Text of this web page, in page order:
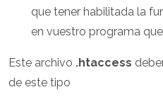
que tener habilitada la
en vuestro programa
Este archivo .htaccess
de este tipo